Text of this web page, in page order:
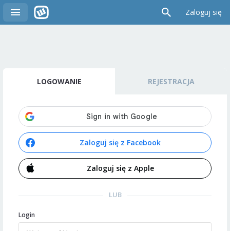
Zaloguj się
LOGOWANIE REJESTRACJA
Zaloguj się z Facebook
Zaloguj się z Apple
LUB
Login